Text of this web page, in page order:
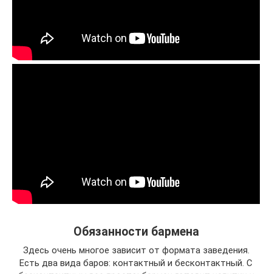
Обязанности бармена
Здесь очень многое зависит от формата заведения.
Есть два вида баров: контактный и бесконтактный. С